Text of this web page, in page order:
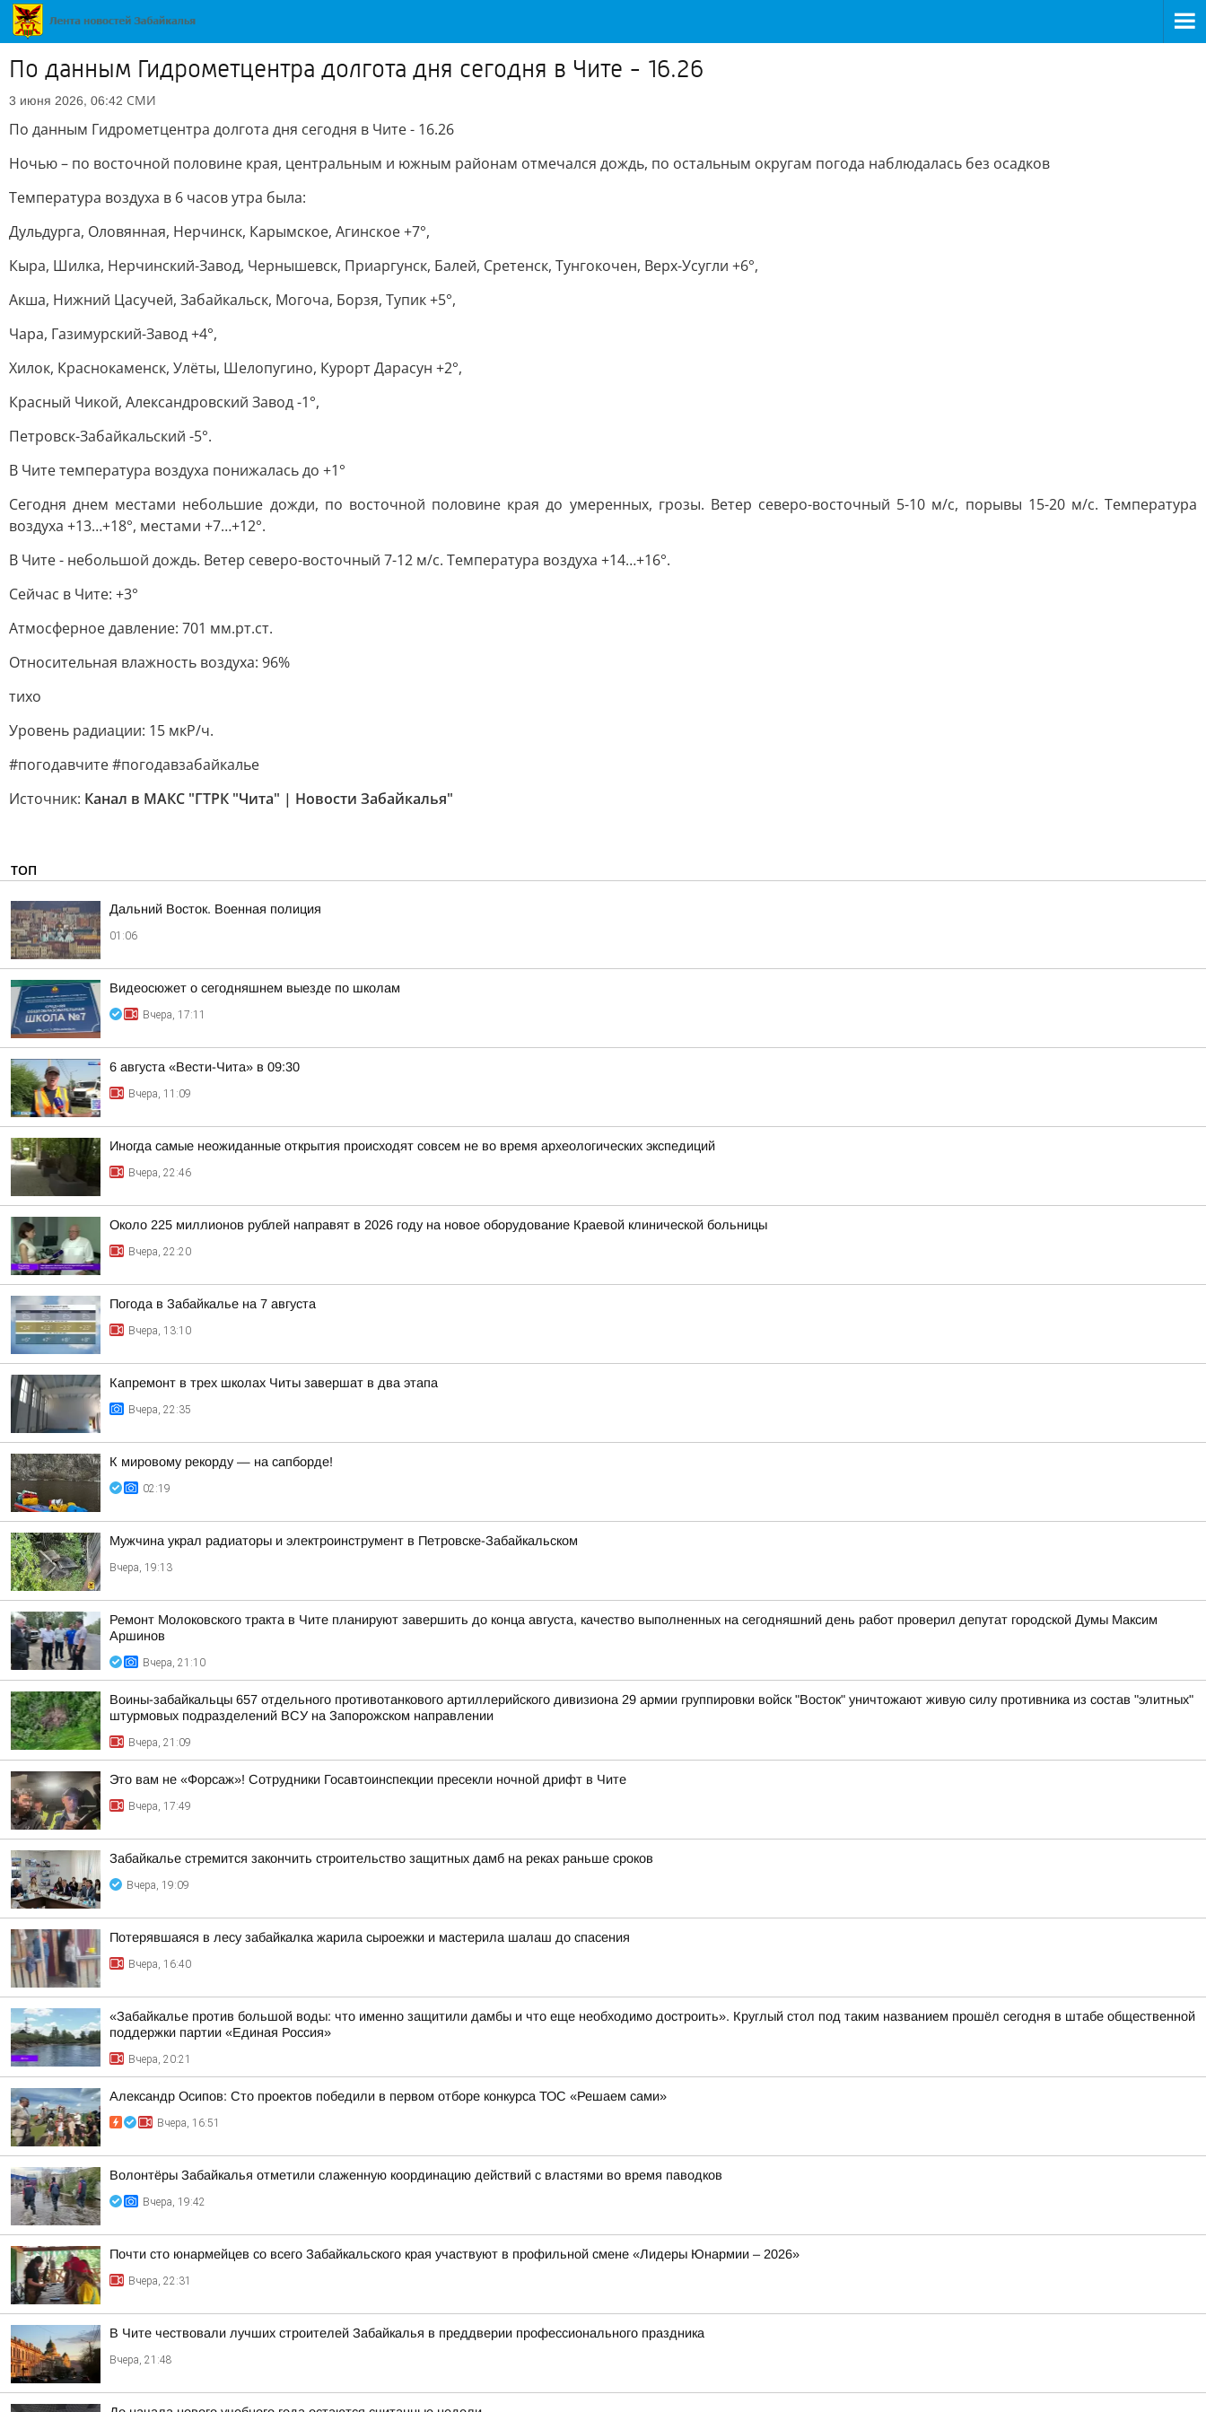
По данным Гидрометцентра долгота дня сегодня в Чите - 16.26
3 июня 2026, 06:42 СМИ
По данным Гидрометцентра долгота дня сегодня в Чите - 16.26
Ночью – по восточной половине края, центральным и южным районам отмечался дождь, по остальным округам погода наблюдалась без осадков
Температура воздуха в 6 часов утра была:
Дульдурга, Оловянная, Нерчинск, Карымское, Агинское +7°,
Кыра, Шилка, Нерчинский-Завод, Чернышевск, Приаргунск, Балей, Сретенск, Тунгокочен, Верх-Усугли +6°,
Акша, Нижний Цасучей, Забайкальск, Могоча, Борзя, Тупик +5°,
Чара, Газимурский-Завод +4°,
Хилок, Краснокаменск, Улёты, Шелопугино, Курорт Дарасун +2°,
Красный Чикой, Александровский Завод -1°,
Петровск-Забайкальский -5°.
В Чите температура воздуха понижалась до +1°
Сегодня днем местами небольшие дожди, по восточной половине края до умеренных, грозы. Ветер северо-восточный 5-10 м/с, порывы 15-20 м/с. Температура
воздуха +13…+18°, местами +7…+12°.
В Чите - небольшой дождь. Ветер северо-восточный 7-12 м/с. Температура воздуха +14…+16°.
Сейчас в Чите: +3°
Атмосферное давление: 701 мм.рт.ст.
Относительная влажность воздуха: 96%
тихо
Уровень радиации: 15 мкР/ч.
#погодавчите #погодавзабайкалье
Источник: Канал в МАКС "ГТРК "Чита" | Новости Забайкалья"
ТОП
Дальний Восток. Военная полиция
01:06
Видеосюжет о сегодняшнем выезде по школам
Вчера, 17:11
6 августа «Вести-Чита» в 09:30
Вчера, 11:09
Иногда самые неожиданные открытия происходят совсем не во время археологических экспедиций
Вчера, 22:46
Около 225 миллионов рублей направят в 2026 году на новое оборудование Краевой клинической больницы
Вчера, 22:20
Погода в Забайкалье на 7 августа
Вчера, 13:10
Капремонт в трех школах Читы завершат в два этапа
Вчера, 22:35
К мировому рекорду — на сапборде!
02:19
Мужчина украл радиаторы и электроинструмент в Петровске-Забайкальском
Вчера, 19:13
Ремонт Молоковского тракта в Чите планируют завершить до конца августа, качество выполненных на сегодняшний день работ проверил депутат городской Думы Максим
Аршинов
Вчера, 21:10
Воины-забайкальцы 657 отдельного противотанкового артиллерийского дивизиона 29 армии группировки войск "Восток" уничтожают живую силу противника из состав "элитных"
штурмовых подразделений ВСУ на Запорожском направлении
Вчера, 21:09
Это вам не «Форсаж»! Сотрудники Госавтоинспекции пресекли ночной дрифт в Чите
Вчера, 17:49
Забайкалье стремится закончить строительство защитных дамб на реках раньше сроков
Вчера, 19:09
Потерявшаяся в лесу забайкалка жарила сыроежки и мастерила шалаш до спасения
Вчера, 16:40
«Забайкалье против большой воды: что именно защитили дамбы и что еще необходимо достроить». Круглый стол под таким названием прошёл сегодня в штабе общественной
поддержки партии «Единая Россия»
Вчера, 20:21
Александр Осипов: Сто проектов победили в первом отборе конкурса ТОС «Решаем сами»
Вчера, 16:51
Волонтёры Забайкалья отметили слаженную координацию действий с властями во время паводков
Вчера, 19:42
Почти сто юнармейцев со всего Забайкальского края участвуют в профильной смене «Лидеры Юнармии – 2026»
Вчера, 22:31
В Чите чествовали лучших строителей Забайкалья в преддверии профессионального праздника
Вчера, 21:48